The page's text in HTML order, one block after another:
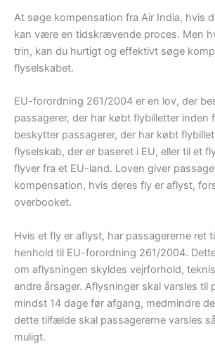
At søge kompensation fra Air India, hvis
kan være en tidskrævende proces. Men
trin, kan du hurtigt og effektivt søge
flyselskabet.
EU-forordning 261/2004 er en lov, der
passagerer, der har købt flybilletter inden
beskytter passagerer, der har købt
flyselskab, der er baseret i EU, eller til et
flyver fra et EU-land. Loven giver
kompensation, hvis deres fly er aflyst,
overbooket.
Hvis et fly er aflyst, har passagererne ret
henhold til EU-forordning 261/2004.
om aflysningen skyldes vejrforhold,
andre årsager. Aflysninger skal varsles til
mindst 14 dage før afgang, medmindre
dette tilfælde skal passagererne varsles
muligt.